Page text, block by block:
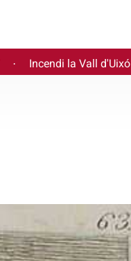
· Incendi la Vall d'Uixó